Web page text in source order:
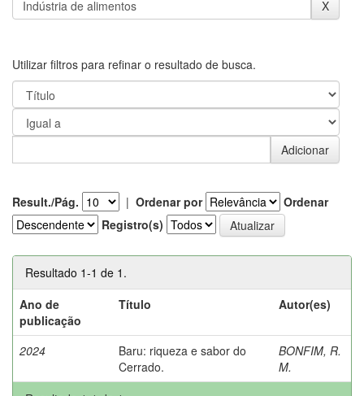
Utilizar filtros para refinar o resultado de busca.
Result./Pág. | Ordenar por
Ordenar
Registro(s)
Resultado 1-1 de 1.
Ano de
publicação
Título Autor(es)
2024
Baru: riqueza e sabor do
Cerrado.
BONFIM, R.
M.